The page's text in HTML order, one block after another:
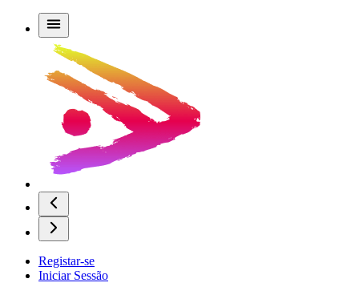
Registar-se
Iniciar Sessão